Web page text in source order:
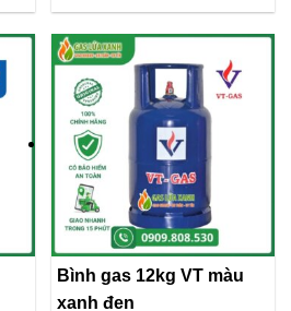
Bình gas 12kg VT màu
xanh đen